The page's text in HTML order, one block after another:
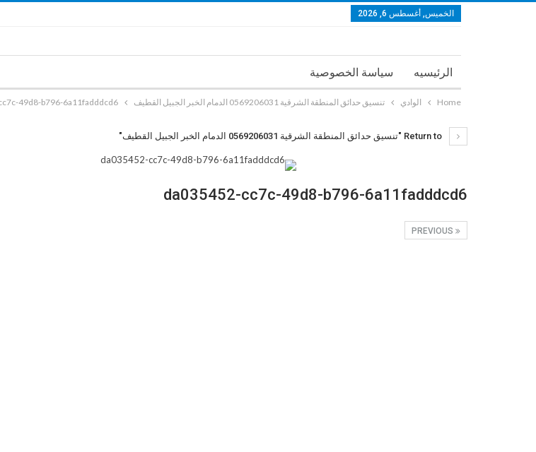
الخميس, أغسطس 6, 2026
الرئيسيه سياسة الخصوصية
Home الوادي تنسيق حدائق المنطقة الشرقية 0569206031 الدمام الخبر الجبيل القطيف 49d8-b796-6a11fadddcd6
da035452-cc7c-49d8-b796-6a11fadddcd6